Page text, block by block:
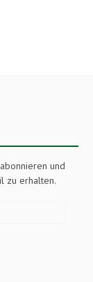
und
zu erhalten.